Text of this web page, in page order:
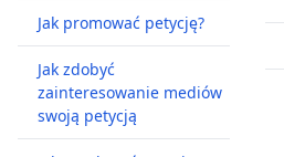
Jak promować petycję?
Jak zdobyć
zainteresowanie mediów
swoją petycją